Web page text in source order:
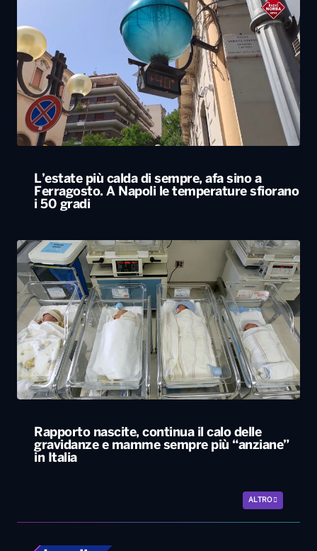
L’estate più calda di sempre, afa sino a
Ferragosto. A Napoli le temperature sfiorano
i 50 gradi
Rapporto nascite, continua il calo delle
gravidanze e mamme sempre più “anziane”
in Italia
ALTRO